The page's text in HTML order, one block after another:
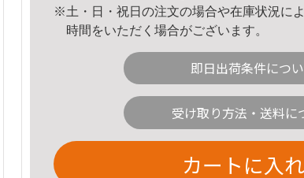
※土・日・祝日の注文の場合や在庫状況に
時間をいただく場合がございます。
即日出荷条件につ
受け取り方法・送料に
カートに入